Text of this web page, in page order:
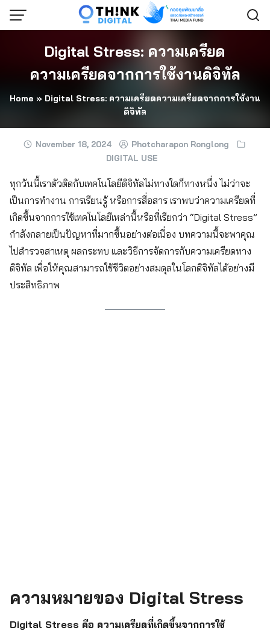
Skip
Digital Stress: ความเครียด
ความเครียดจากการใช้งานดิจิทัล
Home » Digital Stress: ความเครียดความเครียดจากการใช้งาน
ดิจิทัล
November 18, 2024
Photcharapon Ronglong
DIGITAL USE
ทุกวันนี้เราตัวติดกับเทคโนโลยีดิจิทัลไม่ทางใดก็ทางหนึ่ง ไม่ว่าจะ
เป็นการทำงาน การเรียนรู้ หรือการสื่อสาร เราพบว่าความเครียดที่
เกิดขึ้นจากการใช้เทคโนโลยีเหล่านี้หรือที่เรียกว่า “Digital Stress”
กำลังกลายเป็นปัญหาที่มากขึ้นอย่างต่อเนื่อง บทความนี้จะพาคุณ
ไปสำรวจสาเหตุ ผลกระทบ และวิธีการจัดการกับความเครียดทาง
ดิจิทัล เพื่อให้คุณสามารถใช้ชีวิตอย่างสมดุลในโลกดิจิทัลได้อย่างมี
ประสิทธิภาพ
ความหมายของ Digital Stress
Digital Stress คือ ความเครียดที่เกิดขึ้นจากการใช้